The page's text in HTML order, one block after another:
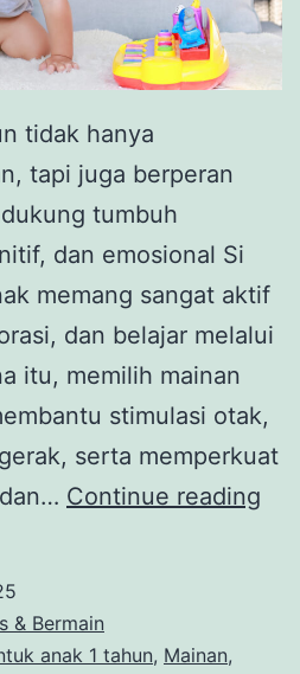
tidak hanya
tapi juga berperan
tumbuh
dan emosional Si
memang sangat aktif
dan belajar melalui
itu, memilih mainan
stimulasi otak,
serta memperkuat
Continue reading
& Bermain
anak 1 tahun, Mainan,